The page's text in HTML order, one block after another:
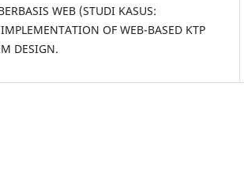
WEB (STUDI KASUS:
OF WEB-BASED KTP
DESIGN.